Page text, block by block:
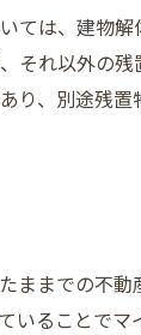
ては、建物
それ以外の
り、別途残
ままでの不動
いることでマ